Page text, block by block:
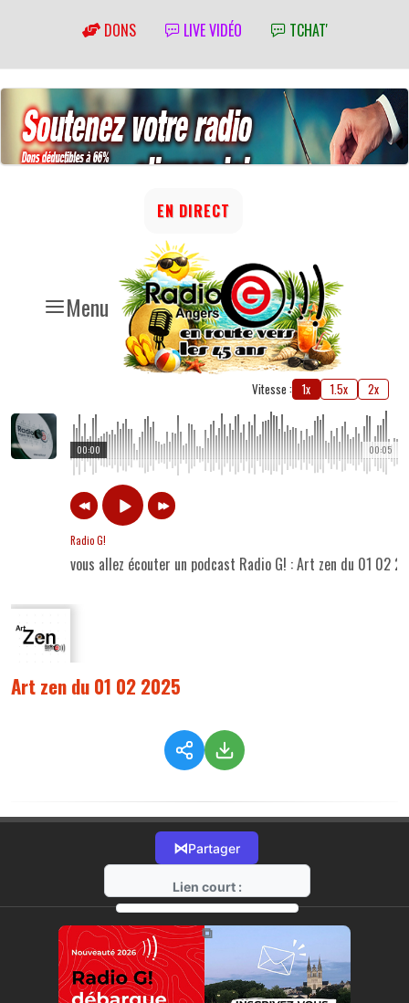
DONS LIVE VIDÉO TCHAT'
Menu
EN DIRECT
Vitesse : 1x 1.5x 2x
00:05
00:00
Radio G!
vous allez écouter un podcast Radio G! : Art zen du 01 02
Art zen du 01 02 2025
⋈Partager
Lien court :
https://radio-g.fr?16767
⧉